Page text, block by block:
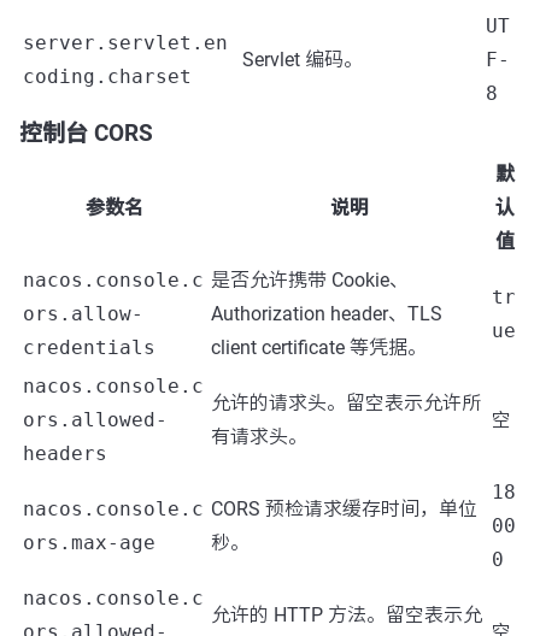
server.servlet.en
coding.charset
Servlet 编码。
UT
F-
8
控制台 CORS
参数名 说明
默
认
值
nacos.console.c
ors.allow-
credentials
是否允许携带 Cookie、
Authorization header、TLS
client certificate 等凭据。
tr
ue
nacos.console.c
ors.allowed-
headers
允许的请求头。留空表示允许所
有请求头。
空
nacos.console.c
ors.max-age
CORS 预检请求缓存时间，单位
秒。
18
00
0
nacos.console.c
允许的 HTTP 方法。留空表示允